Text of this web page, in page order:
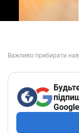
Google